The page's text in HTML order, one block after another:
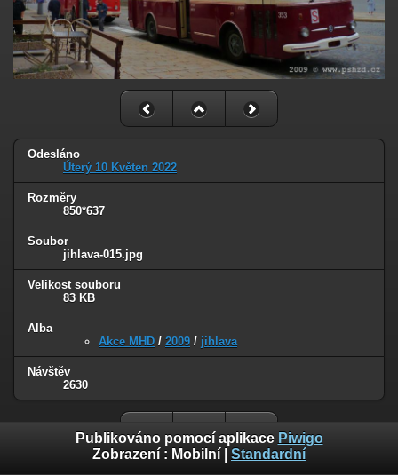
Odesláno
Úterý 10 Květen 2022
Rozměry
850*637
Soubor
jihlava-015.jpg
Velikost souboru
83 KB
Alba
Akce MHD / 2009 / jihlava
Návštěv
2630
Publikováno pomocí aplikace Piwigo
Zobrazení : Mobilní Standardní